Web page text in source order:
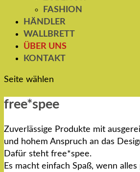
FASHION
HÄNDLER
WALLBRETT
ÜBER UNS
KONTAKT
Seite wählen
free*spee
Zuverlässige Produkte mit
und hohem Anspruch an das
Dafür steht free*spee.
Es macht einfach Spaß, wenn